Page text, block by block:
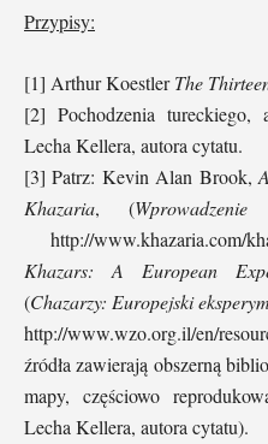
Przypisy:
[1] Arthur KoestlerThe
[2] Pochodzenia
Lecha Kellera, autora cytatu.
[3] Patrz: Kevin Alan Brook,
Khazaria, (
http://www.khazaria.com/
Khazars: A European
(Chazarzy: Europejski
http://www.wzo.org.il/en/
źródła zawierają obszerną
mapy, częściowo
Lecha Kellera, autora cytatu).